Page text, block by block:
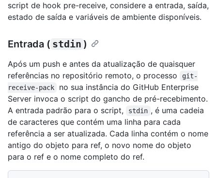
script de hook pre-receive, considere a entrada, saída,
estado de saída e variáveis de ambiente disponíveis.
Entrada ( stdin )
Após um push e antes da atualização de quaisquer
referências no repositório remoto, o processo
git-
receive-pack
no sua instância do GitHub Enterprise
Server invoca o script do gancho de pré-recebimento.
A entrada padrão para o script,
stdin , é uma cadeia
de caracteres que contém uma linha para cada
referência a ser atualizada. Cada linha contém o nome
antigo do objeto para ref, o novo nome do objeto
para o ref e o nome completo do ref.